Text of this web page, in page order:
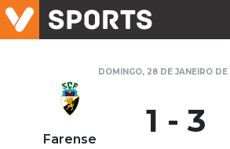
DOMINGO, 28 DE JANEIRO
Farense 1 - 3